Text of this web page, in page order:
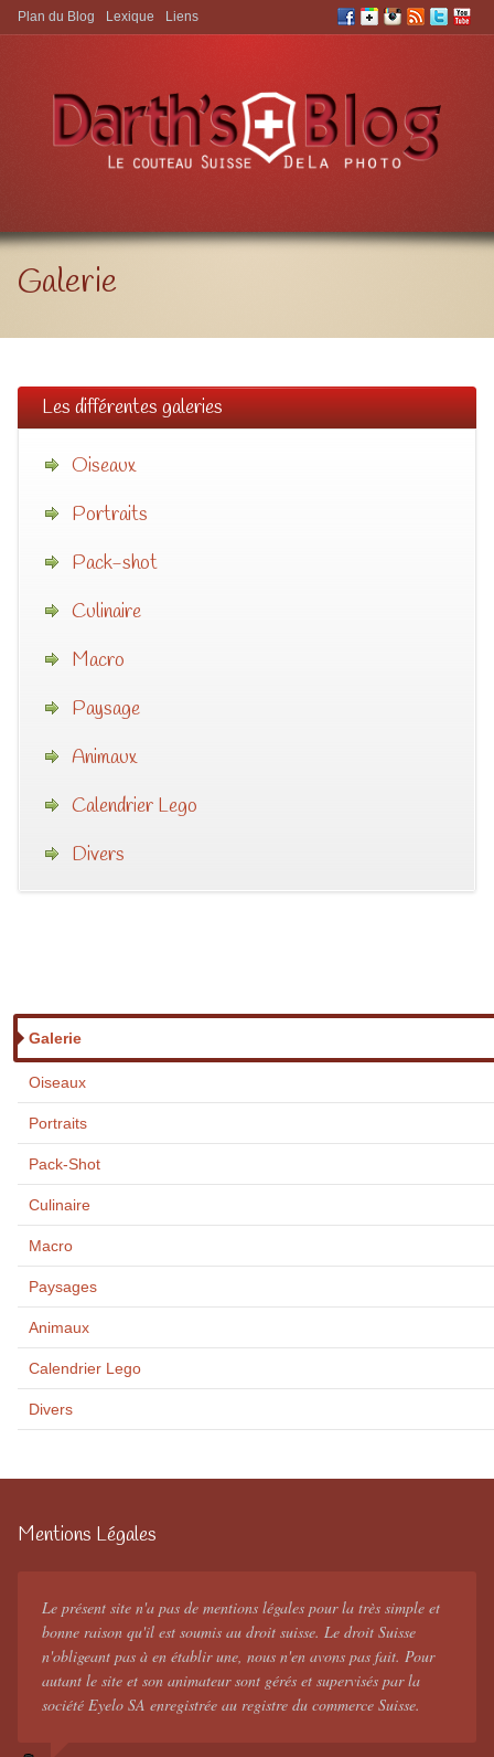
Aller à:
Plan du Blog Lexique Liens
Galerie
Les différentes galeries
Oiseaux
Portraits
Pack-shot
Culinaire
Macro
Paysage
Animaux
Calendrier Lego
Divers
Galerie
Oiseaux
Portraits
Pack-Shot
Culinaire
Macro
Paysages
Animaux
Calendrier Lego
Divers
Mentions Légales
Le présent site n'a pas de mentions légales pour la très simple et
bonne raison qu'il est soumis au droit suisse. Le droit Suisse
n'obligeant pas à en établir une, nous n'en avons pas fait. Pour
autant le site et son animateur sont gérés et supervisés par la
société Eyelo SA enregistrée au registre du commerce Suisse.